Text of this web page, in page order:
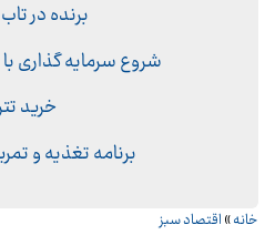
برنده در
شروع سرمایه گذاری با
خرید
برنامه تغذیه و